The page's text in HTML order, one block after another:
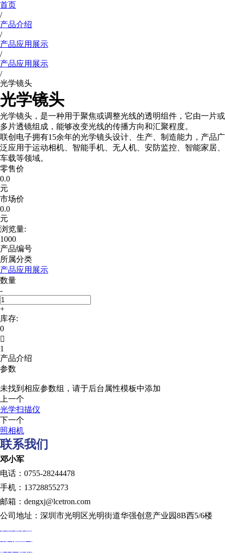
首页
/
产品介绍
/
产品应用展示
/
产品应用展示
/
光学镜头
光学镜头
光学镜头，是一种用于聚焦或调整光线的透明组件，它由一片或
多片透镜组成，能够改变光线的传播方向和汇聚程度。
联创电子拥有15余年的光学镜头设计、生产、制造能力，产品广
泛应用于运动相机、智能手机、无人机、安防监控、智能家居、
车载等领域。
零售价
0.0
元
市场价
0.0
元
浏览量:
1000
产品编号
所属分类
产品应用展示
数量
-
+
库存:
0

1
产品介绍
参数
未找到相应参数组，请于后台属性模板中添加
上一个
光学扫描仪
下一个
照相机
联系我们
邓小军
电话：0755-28244478
手机：13728855273
邮箱：dengxj@lcetron.com
公司地址：深圳市光明区光明街道华强创意产业园8B西5/6楼